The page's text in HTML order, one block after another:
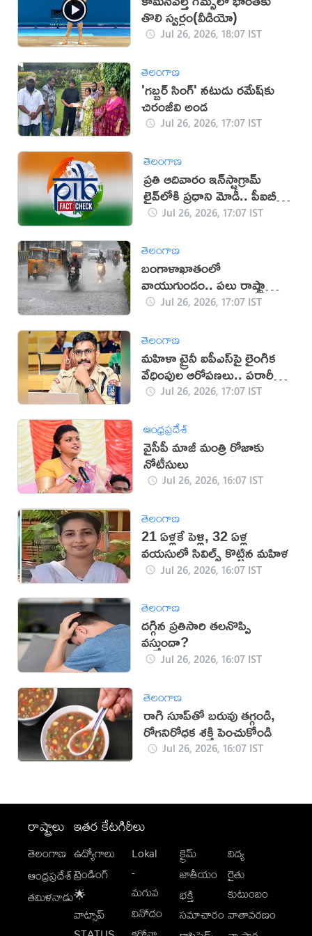
తొలి స్వర్ణం(వీడియో)
Jul 26, 2026, 18:07 IST
తెలంగాణ
'గబ్బర్ సింగ్' నటుడు రమేష్‌కు
చిరంజీవి అండ
Jul 26, 2026, 17:07 IST
తెలంగాణ
ప్రతి ఆదివారం ఇన్‌స్టాగ్రామ్
లైవ్‌లోకి ప్రధాని మోడీ.. పీఐబీ
క్లారిటీ ఇదే!
Jul 26, 2026, 17:07 IST
తెలంగాణ
బంగాళాఖాతంలో
వాయుగుండం.. పలు రాష్ట్రాల్లో
తీవ్ర వర్ష హెచ్చరికలు జారీ!
Jul 26, 2026, 17:07 IST
తెలంగాణ
మహిళా ట్రైనీ ఐపీఎస్‌పై లైంగిక
వేధింపుల ఆరోపణలు.. పరారీలో
ఉదయ్!Jul 26, 2026, 17:07 IST
ఆంధ్రప్రదేశ్
వైసీపీ మాజీ మంత్రి రోజాకు
నోటీసులు
Jul 26, 2026, 16:07 IST
తెలంగాణ
21 ఏళ్లకే పెళ్లి, 32 ఏళ్ల
వయసులో సివిల్స్ కొట్టిన మహిళ
Jul 26, 2026, 16:07 IST
తెలంగాణ
ద‌గ్గిన ప్ర‌తిసారి త‌ల‌నొప్పి
వ‌స్తుందా?
Jul 26, 2026, 16:07 IST
తెలంగాణ
రాగి సూప్‌తో బరువు తగ్గండి,
రోగనిరోధక శక్తి పెంచుకోండి
Jul 26, 2026, 16:07 IST
రాష్ట్రాలు
తెలంగాణ
ఆంధ్రప్రదేశ్
తమిళనాడు
ఇతర కేటగిరీలు
ఉద్యోగాలు
ట్రెండింగ్
🌟
వాట్సాప్
Lokal
-
మగువ
వినోదం
క్రైమ్
జాతీయం
భక్తి
సమాచారం
విద్య
రైతు
కుటుంబం
వాతావరణం